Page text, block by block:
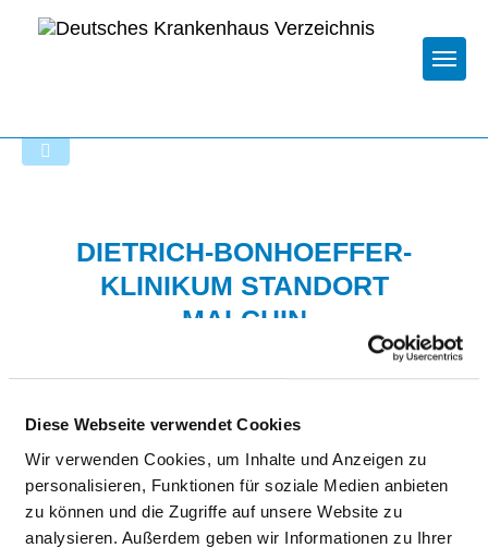
Diese Webseite verwendet Cookies
Wir verwenden Cookies, um Inhalte und Anzeigen zu
personalisieren, Funktionen für soziale Medien anbieten
zu können und die Zugriffe auf unsere Website zu
analysieren. Außerdem geben wir Informationen zu Ihrer
DIETRICH-BONHOEFFER-
KLINIKUM STANDORT
MALCHIN
Passend dazu: